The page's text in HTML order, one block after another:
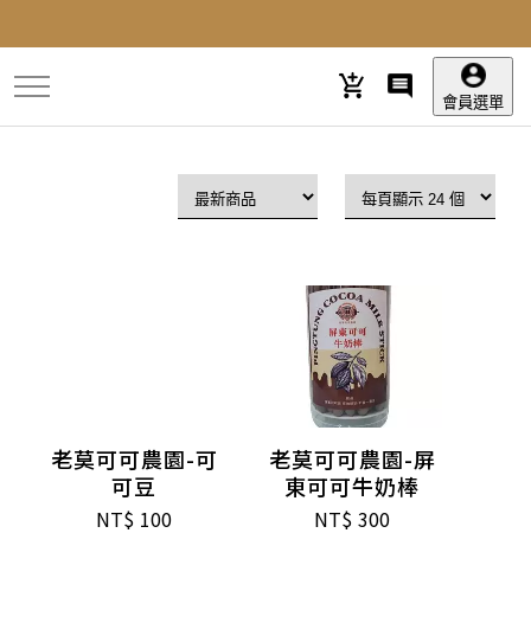
到
主
要
內
會員選單
老莫可可農園-可
可豆
NT$ 100
老莫可可農園-屏
東可可牛奶棒
NT$ 300